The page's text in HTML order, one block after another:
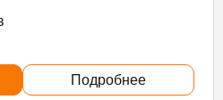
Подробнее